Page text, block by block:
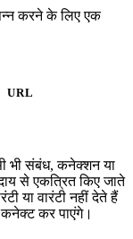
करने के लिए एक
URL
भी संबंध, कनेक्शन या
से एकत्रित किए जाते
या वारंटी नहीं देते हैं
कर पाएंगे।